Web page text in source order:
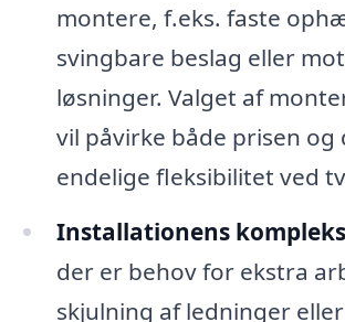
montere, f.eks. faste
svingbare beslag eller
løsninger. Valget af
vil påvirke både prisen og
endelige fleksibilitet ved
Installationens
der er behov for ekstra
skjulning af ledninger